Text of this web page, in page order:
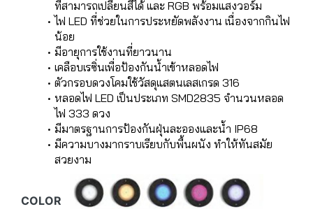
ที่สามารถเปลี่ยนสีได้ และ RGB พร้อมแสงวอร์ม
ไฟ LED ที่ช่วยในการประหยัดพลังงาน เนื่องจากกินไฟ
น้อย
มีอายุการใช้งานที่ยาวนาน
เคลือบเรซิ่นเพื่อป้องกันน้ำเข้าหลอดไฟ
ตัวกรอบดวงโคมใช้วัสดุแสตนเลสเกรด 316
หลอดไฟ LED เป็นประเภท SMD2835 จำนวนหลอด
ไฟ 333 ดวง
มีมาตรฐานการป้องกันฝุ่นละอองและน้ำ IP68
มีความบางมากราบเรียบกับพื้นผนัง ทำให้ทันสมัย
สวยงาม
COLOR